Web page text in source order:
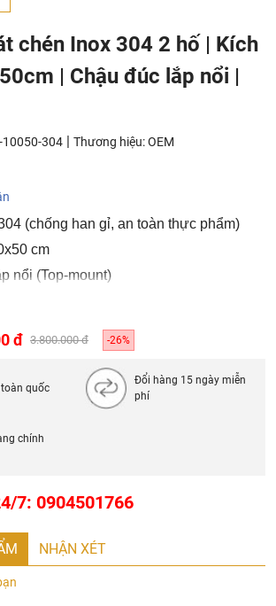
chén Inox 304 2 hố | Kích
| Chậu đúc lắp nổi |
10050-304 | Thương hiệu:OEM
(chống han gỉ, an toàn thực phẩm)
cm
nổi (Top-mount)
chống tràn, bộ xả lọc rác thông minh
đ 3.800.000 đ -26%
quốc
Đổi hàng 15 ngày miễn
phí
chính
7: 0904501766
NHẬN XÉT